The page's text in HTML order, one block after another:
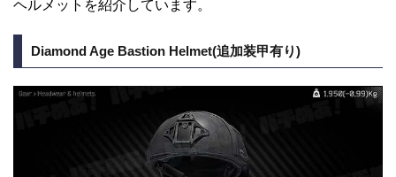
ヘルメットを紹介しています。
Diamond Age Bastion Helmet(追加装甲有り)